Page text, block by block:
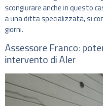
scongiurare anche in questo
a una ditta specializzata, si
giorni.
Assessore Franco:
intervento di Aler